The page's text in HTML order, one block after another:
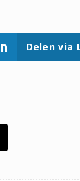
Delen via